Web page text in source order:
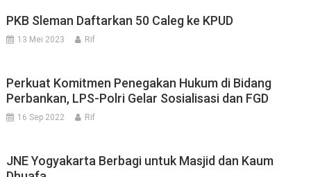
PKB Sleman Daftarkan 50 Caleg ke KPUD
13 Mei 2023 Rif
Perkuat Komitmen Penegakan Hukum di Bidang
Perbankan, LPS-Polri Gelar Sosialisasi dan FGD
16 Sep 2022 Rif
JNE Yogyakarta Berbagi untuk Masjid dan Kaum